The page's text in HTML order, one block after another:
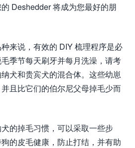
Deshedder 将成为您最好的朋
来说，有效的 DIY 梳理程序是必
季节每天刷牙并每月洗澡，请考
犬和贵宾犬的混合体。这些幼崽
且比它们的伯尔尼父母掉毛少而
的掉毛习惯，可以采取一些步
的皮毛健康，防止打结，并有助